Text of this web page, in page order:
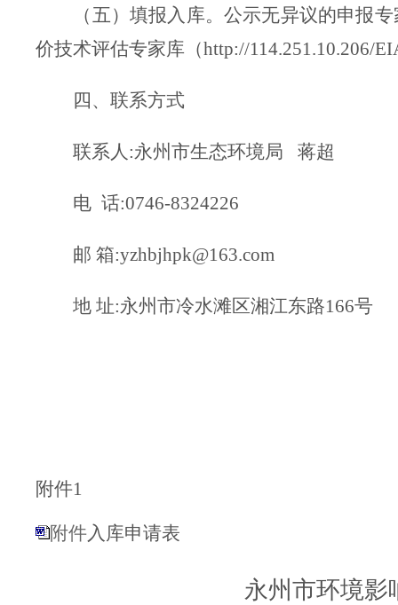
（五）填报入库。公示无异议的申报
价技术评估专家库（http://114.251.10.206/
四、联系方式
联系人:永州市生态环境局 蒋超
电 话:0746-8324226
邮 箱:yzhbjhpk@163.com
地 址:永州市冷水滩区湘江东路166号
附件1
附件入库申请表
永州市环境影